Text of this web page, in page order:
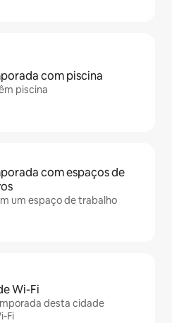
com piscina
piscina
com espaços de
um espaço de trabalho
Wi-Fi
desta cidade
Fi